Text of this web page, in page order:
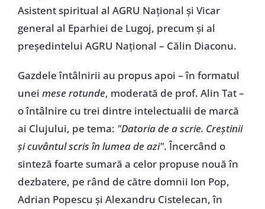
Asistent spiritual al AGRU Național și Vicar
general al Eparhiei de Lugoj, precum și al
președintelui AGRU Național – Călin Diaconu.
Gazdele întâlnirii au propus apoi – în formatul
unei mese rotunde, moderată de prof. Alin Tat –
o întâlnire cu trei dintre intelectualii de marcă
ai Clujului, pe tema: "Datoria de a scrie. Creștinii
și cuvântul scris în lumea de azi". Încercând o
sinteză foarte sumară a celor propuse nouă în
dezbatere, pe rând de către domnii Ion Pop,
Adrian Popescu și Alexandru Cistelecan, în